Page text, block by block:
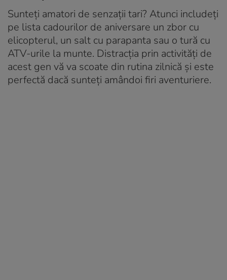
Sunteți amatori de senzații tari? Atunci includeți
pe lista cadourilor de aniversare un zbor cu
elicopterul, un salt cu parapanta sau o tură cu
ATV-urile la munte. Distracția prin activități de
acest gen vă va scoate din rutina zilnică și este
perfectă dacă sunteți amândoi firi aventuriere.